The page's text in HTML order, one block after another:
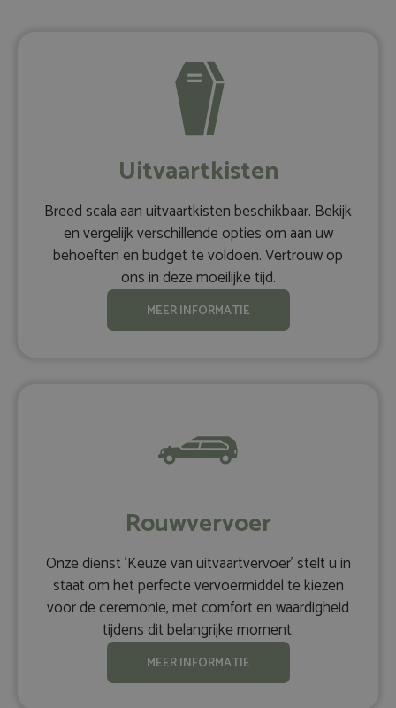
Uitvaartkisten
Breed scala aan uitvaartkisten beschikbaar. Bekijk
en vergelijk verschillende opties om aan uw
behoeften en budget te voldoen. Vertrouw op
ons in deze moeilijke tijd.
MEER INFORMATIE
Rouwvervoer
Onze dienst 'Keuze van uitvaartvervoer' stelt u in
staat om het perfecte vervoermiddel te kiezen
voor de ceremonie, met comfort en waardigheid
tijdens dit belangrijke moment.
MEER INFORMATIE